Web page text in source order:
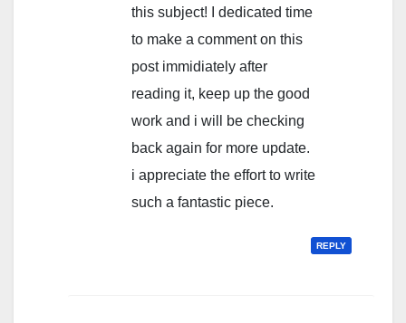
this subject! I dedicated time
to make a comment on this
post immidiately after
reading it, keep up the good
work and i will be checking
back again for more update.
i appreciate the effort to write
such a fantastic piece.
REPLY